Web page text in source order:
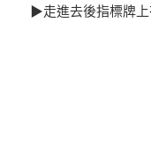
▶走進去後指標牌